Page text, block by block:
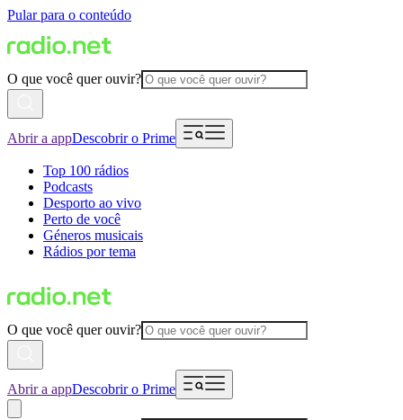
Pular para o conteúdo
O que você quer ouvir?
Abrir a appDescobrir o Prime
Top 100 rádios
Podcasts
Desporto ao vivo
Perto de você
Géneros musicais
Rádios por tema
O que você quer ouvir?
Abrir a appDescobrir o Prime